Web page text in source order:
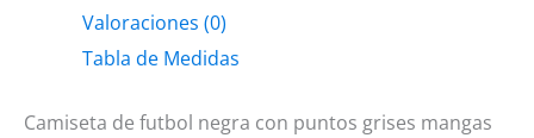
puntos
Valoraciones (0)
Tabla de Medidas
Camiseta de futbol negra con puntos grises mangas